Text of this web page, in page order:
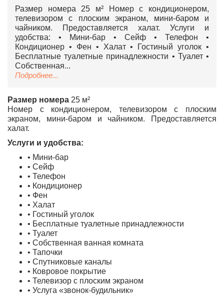
Размер номера 25 м² Номер с кондиционером,
телевизором с плоским экраном, мини-баром и
чайником. Предоставляется халат. Услуги и
удобства: • Мини-бар • Сейф • Телефон •
Кондиционер • Фен • Халат • Гостиный уголок •
Бесплатные туалетные принадлежности • Туалет •
Собственная...
Подробнее...
Размер номера 25 м²
Номер с кондиционером, телевизором с плоским
экраном, мини-баром и чайником. Предоставляется
халат.
Услуги и удобства:
• Мини-бар
• Сейф
• Телефон
• Кондиционер
• Фен
• Халат
• Гостиный уголок
• Бесплатные туалетные принадлежности
• Туалет
• Собственная ванная комната
• Тапочки
• Спутниковые каналы
• Ковровое покрытие
• Телевизор с плоским экраном
• Услуга «звонок-будильник»